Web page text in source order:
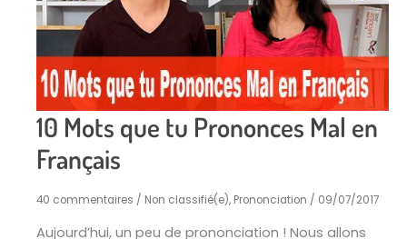
10 Mots que tu Prononces Mal en
Français
40 commentaires / Non classifié(e), Prononciation / 09/07/2017
Aujourd’hui, un peu de prononciation ! Nous allons